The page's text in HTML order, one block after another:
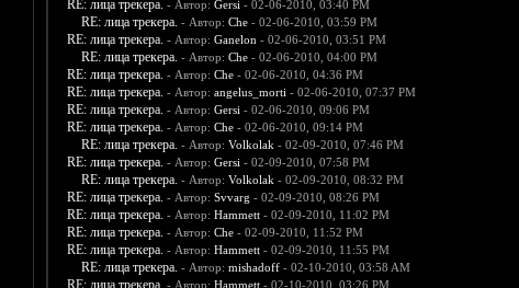
RE: лица трекера. - Автор: Gersi - 02-06-2010, 03:40 PM
RE: лица трекера. - Автор: Che- 02-06-2010, 03:59 PM
RE: лица трекера. - Автор: Ganelon - 02-06-2010, 03:51 PM
RE: лица трекера. - Автор: Che- 02-06-2010, 04:00 PM
RE: лица трекера. - Автор: Che- 02-06-2010, 04:36 PM
RE: лица трекера. - Автор: angelus_morti - 02-06-2010, 07:37 PM
RE: лица трекера. - Автор: Gersi - 02-06-2010, 09:06 PM
RE: лица трекера. - Автор: Che- 02-06-2010, 09:14 PM
RE: лица трекера. - Автор: Volkolak - 02-09-2010, 07:46 PM
RE: лица трекера. - Автор: Gersi - 02-09-2010, 07:58 PM
RE: лица трекера. - Автор: Volkolak - 02-09-2010, 08:32 PM
RE: лица трекера. - Автор: Svvarg - 02-09-2010, 08:26 PM
RE: лица трекера. - Автор: Hammett- 02-09-2010, 11:02 PM
RE: лица трекера. - Автор: Che- 02-09-2010, 11:52 PM
RE: лица трекера. - Автор: Hammett- 02-09-2010, 11:55 PM
RE: лица трекера. - Автор: mishadoff- 02-10-2010, 03:58 AM
RE: лица трекера. - Автор: Hammett- 02-10-2010, 03:26 PM